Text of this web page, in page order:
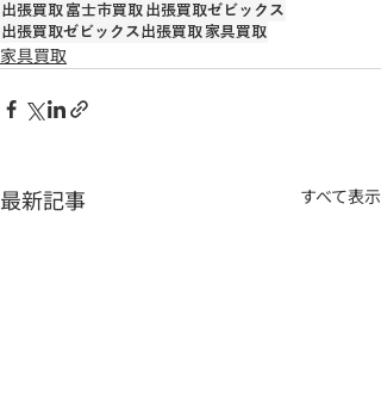
出張買取 富士市買取 出張買取ゼビックス
出張買取ゼビックス出張買取 家具買取
家具買取
最新記事 すべて表示